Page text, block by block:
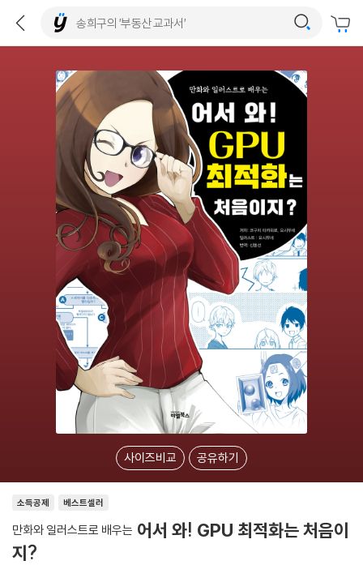
사이즈비교 공유하기
소득공제 베스트셀러
만화와 일러스트로 배우는 어서 와! GPU 최적화는 처음이
지?